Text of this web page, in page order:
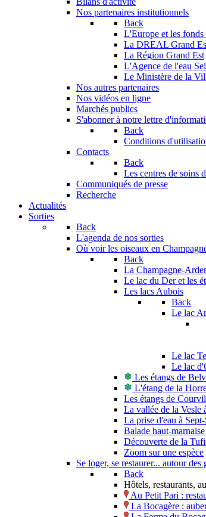
Nos partenaires institutionnels
Back
L'Europe et les fonds
La DREAL Grand
La Région Grand Est
L'Agence de l'eau
Le Ministère de la
Nos autres partenaires
Nos vidéos en ligne
Marchés publics
S'abonner à notre lettre
Back
Conditions
Contacts
Back
Les centres de soins
Communiqués de presse
Recherche
Actualités
Sorties
Back
L'agenda de nos sorties
Où voir les oiseaux en
Back
La Champagne-
Le lac du Der et les
Les lacs Aubois
Back
Le lac
Le lac
Le lac
Les étangs de
L'étang de la
Les étangs de
La vallée de la Vesle
La prise d'eau à
Balade haut-
Découverte de la
Zoom sur une espèce
Se loger, se restaurer... autour
Back
Hôtels, restaurants,
Au Petit Pari :
La Bocagère :